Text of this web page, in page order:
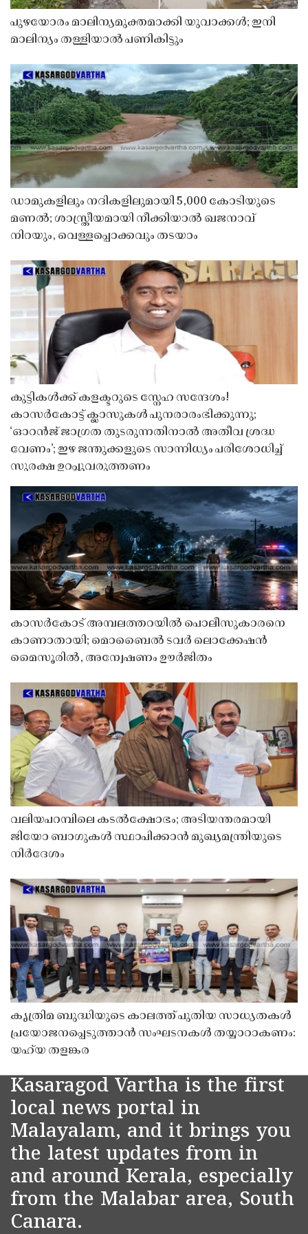
പുഴയോരം മാലിന്യമുക്തമാക്കി യുവാക്കൾ; ഇനി
മാലിന്യം തള്ളിയാൽ പണികിട്ടും
ഡാമുകളിലും നദികളിലുമായി 5,000 കോടിയുടെ
മണൽ; ശാസ്ത്രീയമായി നീക്കിയാൽ ഖജനാവ്
നിറയും, വെള്ളപ്പൊക്കവും തടയാം
കുട്ടികൾക്ക് കളക്ടറുടെ സ്നേഹ സന്ദേശം!
കാസർകോട്ട് ക്ലാസുകൾ പുനരാരംഭിക്കുന്നു;
‘ഓറൻജ് ജാഗ്രത തുടരുന്നതിനാൽ അതീവ ശ്രദ്ധ
വേണം’; ഇഴ ജന്തുക്കളുടെ സാന്നിധ്യം പരിശോധിച്ച്
സുരക്ഷ ഉറപ്പുവരുത്തണം
കാസർകോട് അമ്പലത്തറയിൽ പൊലീസുകാരനെ
കാണാതായി; മൊബൈൽ ടവർ ലൊക്കേഷൻ
മൈസൂരിൽ, അന്വേഷണം ഊർജിതം
വലിയപറമ്പിലെ കടൽക്ഷോഭം; അടിയന്തരമായി
ജിയോ ബാഗുകൾ സ്ഥാപിക്കാൻ മുഖ്യമന്ത്രിയുടെ
നിർദേശം
കൃത്രിമ ബുദ്ധിയുടെ കാലത്ത് പുതിയ സാധ്യതകൾ
പ്രയോജനപ്പെടുത്താൻ സംഘടനകൾ തയ്യാറാകണം:
യഹ്‌യ തളങ്കര
Kasaragod Vartha is the first
local news portal in
Malayalam, and it brings you
the latest updates from in
and around Kerala, especially
from the Malabar area, South
Canara.